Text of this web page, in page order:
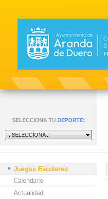
SELECCIONA TU DEPORTE:
:: SELECCIONA ::
Juegos Escolares
Calendario
Actualidad